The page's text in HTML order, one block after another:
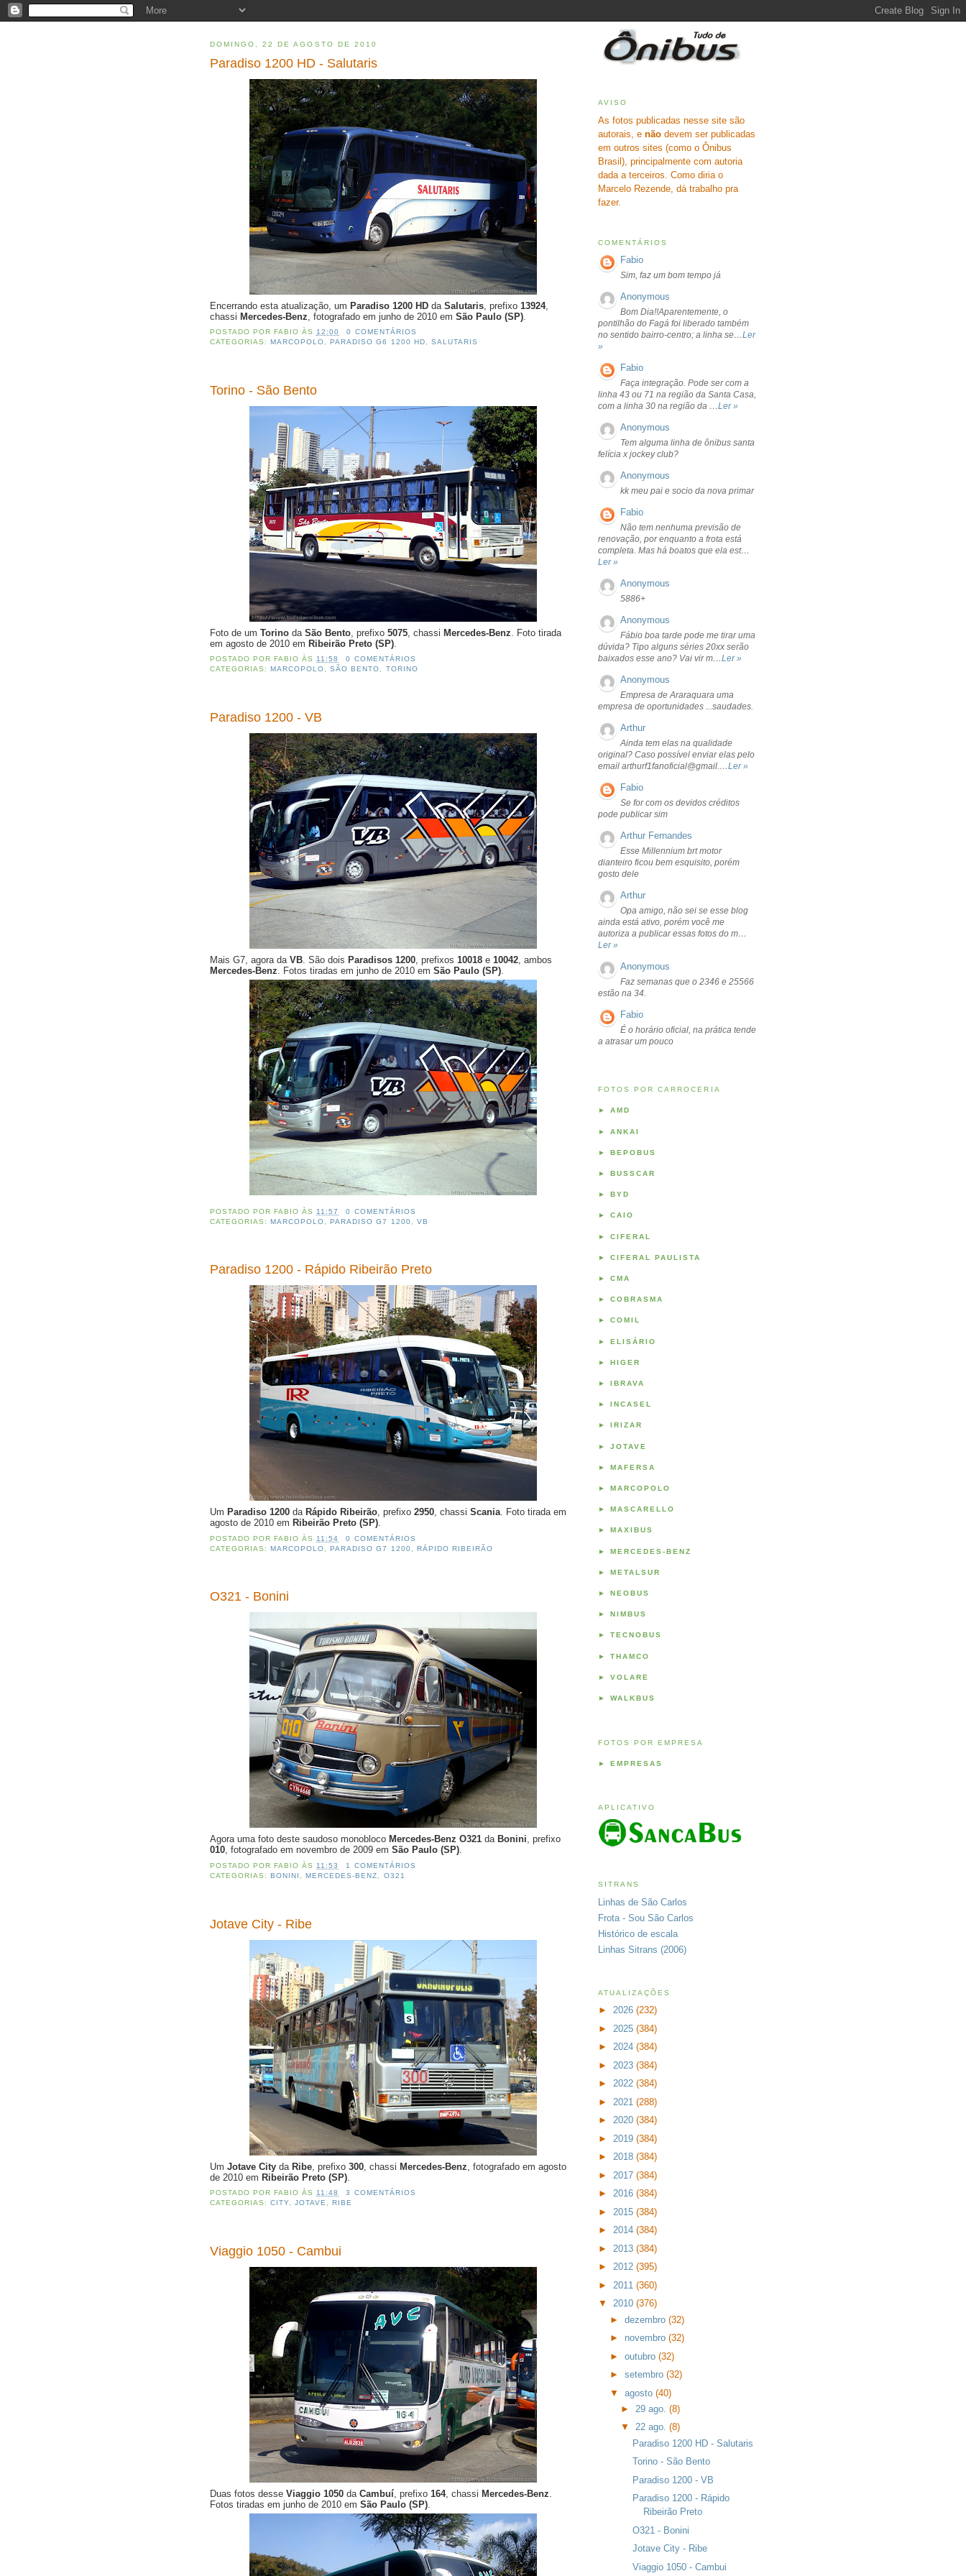
DOMINGO, 22 DE AGOSTO DE 2010
Paradiso 1200 HD - Salutaris
Encerrando esta atualização, um Paradiso 1200 HD da Salutaris , prefixo 13924,
chassi Mercedes-Benz , fotografado em junho de 2010 em São Paulo (SP)
POSTADO PORFABIO ÀS12:00
0 COMENTÁRIOS
CATEGORIAS:MARCOPOLO,PARADISO G6 1200 HD, SALUTARIS
Torino - São Bento
Foto de um Torino da São Bento , prefixo 5075 , chassi Mercedes-Benz . Foto tirada
em agosto de 2010 em Ribeirão Preto (SP)
POSTADO POR FABIO ÀS11:58
0 COMENTÁRIOS
CATEGORIAS: MARCOPOLO,SÃO BENTO, TORINO
Paradiso 1200 - VB
Mais G7, agora da VB. São dois Paradisos 1200, prefixos 10018 e 10042, ambos
Mercedes-Benz. Fotos tiradas em junho de 2010 em São Paulo (SP).
POSTADO PORFABIO ÀS 11:57
0 COMENTÁRIOS
CATEGORIAS:MARCOPOLO ,PARADISO G7 1200 VB
Paradiso 1200 - Rápido Ribeirão Preto
Um Paradiso 1200 da Rápido Ribeirão, prefixo 2950, chassi Scania. Foto tirada em
agosto de 2010 em Ribeirão Preto (SP).
POSTADO PORFABIO ÀS 11:54
0 COMENTÁRIOS
CATEGORIAS:MARCOPOLO ,PARADISO G7 1200 RÁPIDO RIBEIRÃO
O321 - Bonini
Agora uma foto deste saudoso monobloco Mercedes-Benz O321 da Bonini, prefixo
010, fotografado em novembro de 2009 em São Paulo (SP).
POSTADO PORFABIO ÀS 11:53
1 COMENTÁRIOS
CATEGORIAS:BONINI ,MERCEDES-BENZ O321
Jotave City - Ribe
Um Jotave City da Ribe , prefixo 300 , chassi Mercedes-Benz , fotografado em agosto
de 2010 em Ribeirão Preto (SP)
POSTADO PORFABIO ÀS11:48
3 COMENTÁRIOS
CATEGORIAS:CITY,JOTAVE,RIBE
Viaggio 1050 - Cambui
Duas fotos desse Viaggio 1050 da Cambuí , prefixo 164, chassi Mercedes-Benz
Fotos tiradas em junho de 2010 em São Paulo (SP)
AVISO
As fotos publicadas nesse site são
autorais, e não devem ser publicadas
em outros sites (como o Ônibus
Brasil), principalmente com autoria
dada a terceiros. Como diria o
Marcelo Rezende, dá trabalho pra
fazer.
COMENTÁRIOS
Fabio
Sim, faz um bom tempo já
Anonymous
Bom Dia!!Aparentemente, o
pontilhão do Fagá foi liberado também
no sentido bairro-centro; a linha se…Ler
»
Fabio
Faça integração. Pode ser com a
linha 43 ou 71 na região da Santa Casa,
com a linha 30 na região da …Ler »
Anonymous
Tem alguma linha de ônibus santa
felícia x jockey club?
Anonymous
kk meu pai e socio da nova primar
Fabio
Não tem nenhuma previsão de
renovação, por enquanto a frota está
completa. Mas há boatos que ela est…
Ler »
Anonymous
5886+
Anonymous
Fábio boa tarde pode me tirar uma
dúvida? Tipo alguns séries 20xx serão
baixados esse ano? Vai vir m…Ler »
Anonymous
Empresa de Araraquara uma
empresa de oportunidades ...saudades.
Arthur
Ainda tem elas na qualidade
original? Caso possível enviar elas pelo
email arthurf1fanoficial@gmail.…Ler »
Fabio
Se for com os devidos créditos
pode publicar sim
Arthur Fernandes
Esse Millennium brt motor
dianteiro ficou bem esquisito, porém
gosto dele
Arthur
Opa amigo, não sei se esse blog
ainda está ativo, porém você me
autoriza a publicar essas fotos do m…
Ler »
Anonymous
Faz semanas que o 2346 e 25566
estão na 34.
Fabio
É o horário oficial, na prática tende
a atrasar um pouco
FOTOS POR CARROCERIA
► AMD
► ANKAI
► BEPOBUS
► BUSSCAR
► BYD
► CAIO
► CIFERAL
► CIFERAL PAULISTA
► CMA
► COBRASMA
► COMIL
► ELISÁRIO
► HIGER
► IBRAVA
► INCASEL
► IRIZAR
► JOTAVE
► MAFERSA
► MARCOPOLO
► MASCARELLO
► MAXIBUS
► MERCEDES-BENZ
► METALSUR
► NEOBUS
► NIMBUS
► TECNOBUS
► THAMCO
► VOLARE
► WALKBUS
FOTOS POR EMPRESA
► EMPRESAS
APLICATIVO
SITRANS
Linhas de São Carlos
Frota - Sou São Carlos
Histórico de escala
Linhas Sitrans (2006)
ATUALIZAÇÕES
► 2026 (232)
► 2025 (384)
► 2024 (384)
► 2023 (384)
► 2022 (384)
► 2021 (288)
► 2020 (384)
► 2019 (384)
► 2018 (384)
► 2017 (384)
► 2016 (384)
► 2015 (384)
► 2014 (384)
► 2013 (384)
► 2012 (395)
► 2011 (360)
▼ 2010 (376)
► dezembro (32)
► novembro (32)
► outubro (32)
► setembro (32)
▼ agosto (40)
► 29 ago.(8)
▼22 ago.(8)
Paradiso 1200 HD - Salutaris
Torino - São Bento
Paradiso 1200 - VB
Paradiso 1200 - Rápido
Ribeirão Preto
O321 - Bonini
Jotave City - Ribe
Viaggio 1050 - Cambui